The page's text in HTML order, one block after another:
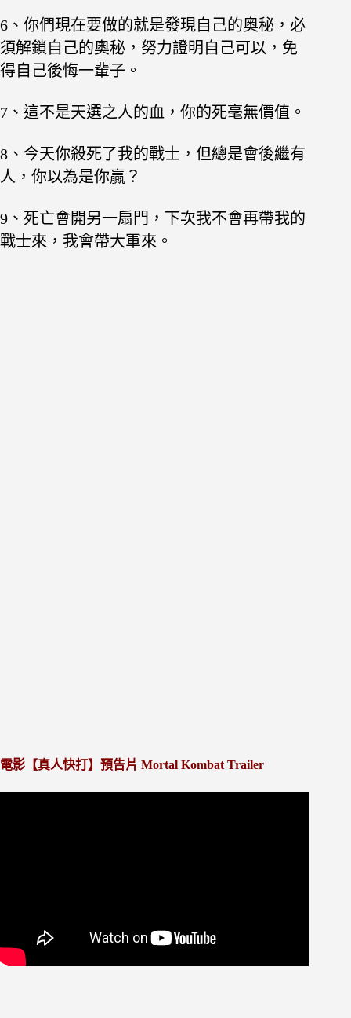
6、你們現在要做的就是發現自己的奧秘，必
須解鎖自己的奧秘，努力證明自己可以，免
得自己後悔一輩子。
7、這不是天選之人的血，你的死毫無價值。
8、今天你殺死了我的戰士，但總是會後繼有
人，你以為是你贏？
9、死亡會開另一扇門，下次我不會再帶我的
戰士來，我會帶大軍來。
電影【真人快打】預告片 Mortal Kombat Trailer